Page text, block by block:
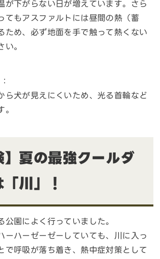
が下がらない日が増えています。さら
てもアスファルトには昼間の熱（蓄
ため、必ず地面を手で触って熱くない
い。
：
ら犬が見えにくいため、光る首輪など
】夏の最強クールダ
川」！
公園によく行っていました。
ーハーゼーゼーしていても、川に入っ
で呼吸が落ち着き、熱中症対策として